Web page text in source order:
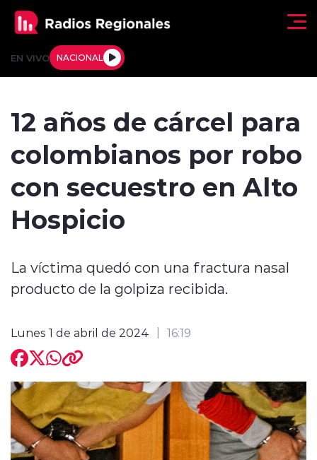
EN VIVO NACIONAL
Deportes
Regiones al Aire
modo claro
12 años de cárcel para
colombianos por robo
con secuestro en Alto
Hospicio
La víctima quedó con una fractura nasal
producto de la golpiza recibida.
Lunes 1 de abril de 2024 16:19